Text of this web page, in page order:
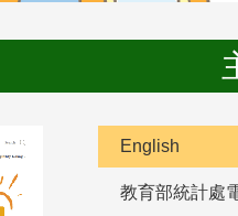
English
教育部統計處